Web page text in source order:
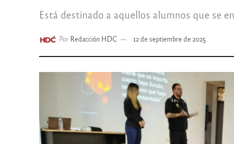
Está destinado a aquellos alumnos que se
Por Redacción HDC 12 de septiembre de 2025